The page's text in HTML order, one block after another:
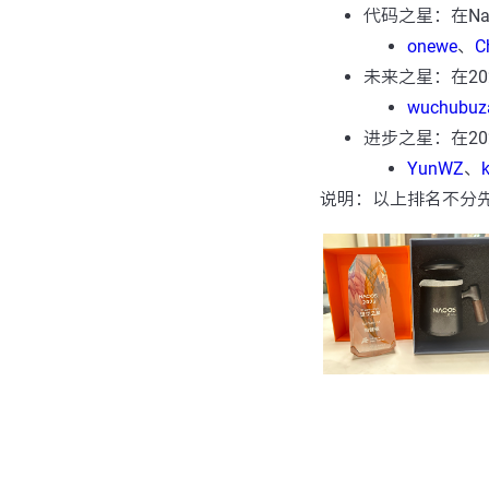
代码之星：在
onewe、
未来之星：在
进步之星：在
YunWZ、
说明：以上排名不分